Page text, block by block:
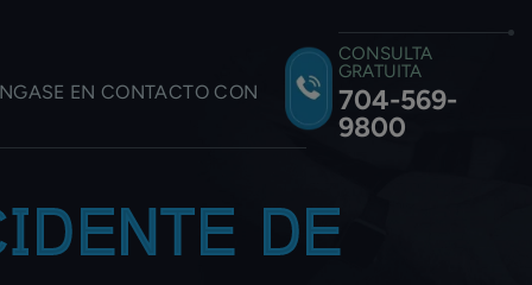
EN CONTACTO CON
CONSULTA
GRATUITA
704-569-
9800
DE